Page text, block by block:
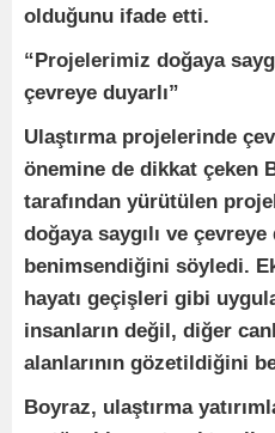
olduğunu ifade etti.
“Projelerimiz doğaya
çevreye duyarlı”
Ulaştırma projelerinde
önemine de dikkat çeken
tarafından yürütülen
doğaya saygılı ve çevreye
benimsendiğini söyledi.
hayatı geçişleri gibi
insanların değil, diğer
alanlarının gözetildiğini
Boyraz, ulaştırma